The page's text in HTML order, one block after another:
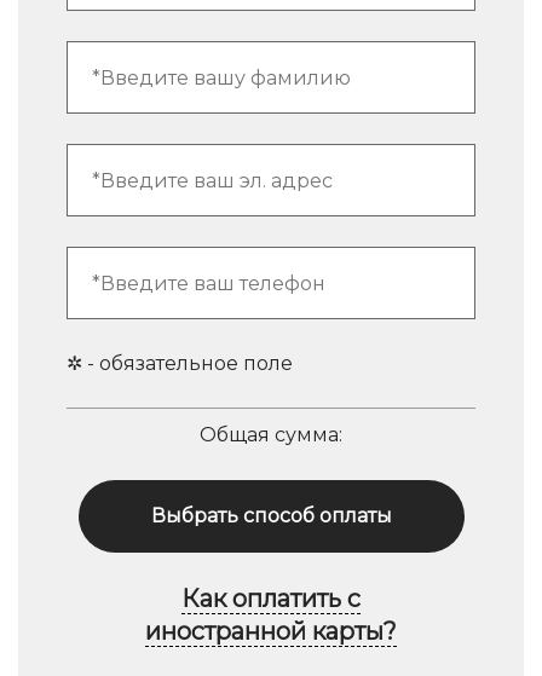
✲ - обязательное поле
Общая сумма:
Выбрать способ оплаты
Как оплатить с
иностранной карты?